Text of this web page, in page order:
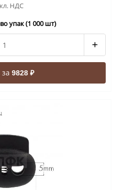
НДС
упак (1 000 шт)
+
9828 ₽